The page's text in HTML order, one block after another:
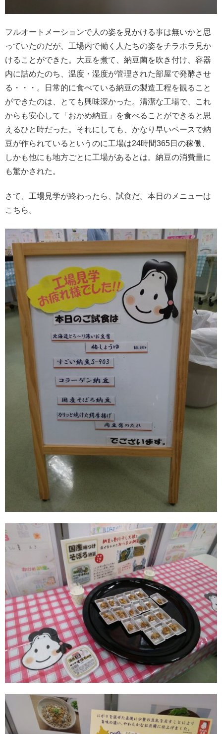
フルオートメーションで人の姿を見かける事は無いかと思
っていたのだが、工場内で働く人たちの姿をチラホラ見か
けることができた。大豆を煮て、納豆菌を吹き付け、容器
内に詰めたのち、温度・湿度が管理された部屋で発酵させ
る・・・。日常的に食べている納豆の製造工程を観ること
ができたのは、とても興味深かった。清潔な工場で、これ
からも安心して「おかめ納豆」を食べることができると思
えるひと時だった。それにしても、かなり早いペースで納
豆が作られているというのに工場は24時間365日の稼働、
しかも他にも地方ごとに工場があるとは。納豆の消費量に
も驚かされた。
さて、工場見学が終わったら、試食だ。本日のメニューは
こちら。